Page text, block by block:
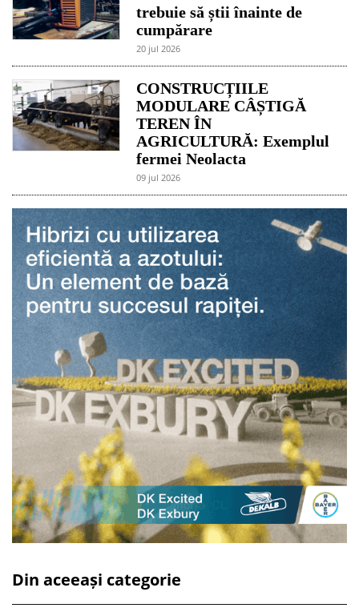
trebuie să știi înainte de
cumpărare
20 jul 2026
CONSTRUCȚIILE
MODULARE CÂȘTIGĂ
TEREN ÎN
AGRICULTURĂ: Exemplul
fermei Neolacta
09 jul 2026
Din aceeași categorie